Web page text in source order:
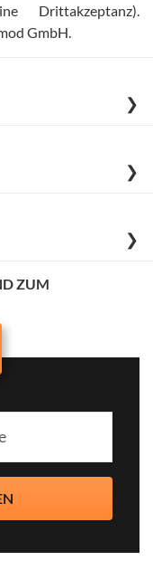
Drittakzeptanz)
GmbH
❯
❯
❯
ZUM